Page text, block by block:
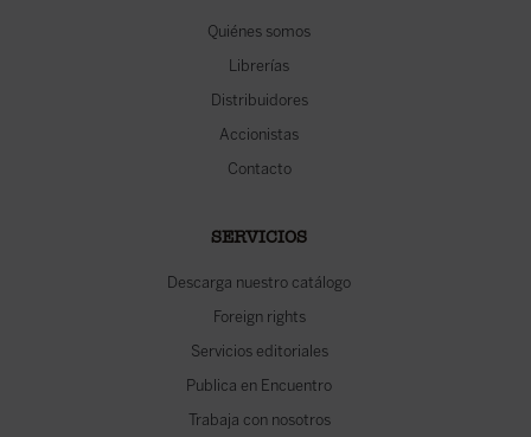
Quiénes somos
Librerías
Distribuidores
Accionistas
Contacto
SERVICIOS
Descarga nuestro catálogo
Foreign rights
Servicios editoriales
Publica en Encuentro
Trabaja con nosotros